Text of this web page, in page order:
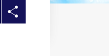
列